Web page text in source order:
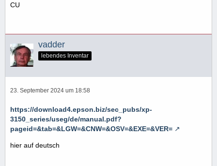
CU
vadder
lebendes Inventar
23. September 2024 um 18:58
https://download4.epson.biz/sec_pubs/xp-
3150_series/useg/de/manual.pdf?
pageid=&tab=&LGW=&CNW=&OSV=&EXE=&VER=
hier auf deutsch